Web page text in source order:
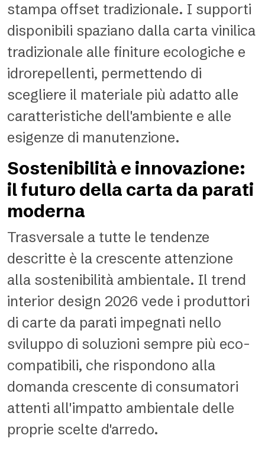
stampa offset tradizionale. I supporti
disponibili spaziano dalla carta vinilica
tradizionale alle finiture ecologiche e
idrorepellenti, permettendo di
scegliere il materiale più adatto alle
caratteristiche dell'ambiente e alle
esigenze di manutenzione.
Sostenibilità e innovazione:
il futuro della carta da parati
moderna
Trasversale a tutte le tendenze
descritte è la crescente attenzione
alla sostenibilità ambientale. Il trend
interior design 2026 vede i produttori
di carte da parati impegnati nello
sviluppo di soluzioni sempre più eco-
compatibili, che rispondono alla
domanda crescente di consumatori
attenti all'impatto ambientale delle
proprie scelte d'arredo.